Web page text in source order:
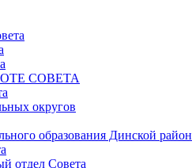
СОВЕТА
округов
образования Динской район
отдел Совета